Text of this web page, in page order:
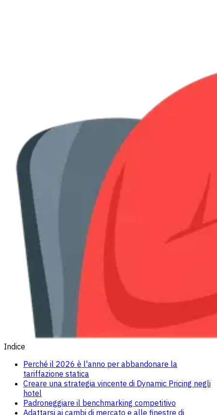
Indice
Perché il 2026 è l'anno per abbandonare la
tariffazione statica
Creare una strategia vincente di Dynamic Pricing negli
hotel
Padroneggiare il benchmarking competitivo
Adattarsi ai cambi di mercato e alle finestre di